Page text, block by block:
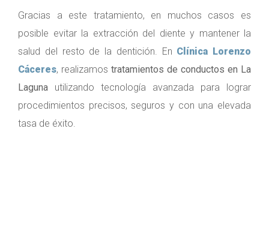
Gracias a este tratamiento, en muchos casos es
posible evitar la extracción del diente y mantener la
salud del resto de la dentición. En Clínica Lorenzo
Cáceres, realizamos tratamientos de conductos en La
Laguna utilizando tecnología avanzada para lograr
procedimientos precisos, seguros y con una elevada
tasa de éxito.